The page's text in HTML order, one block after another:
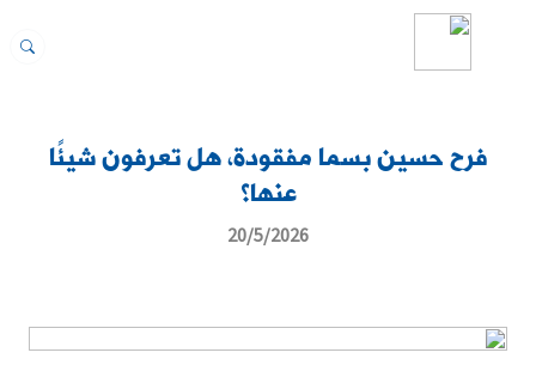
فرح حسين بسما مفقودة، هل تعرفون شيئًا
عنها؟
20/5/2026